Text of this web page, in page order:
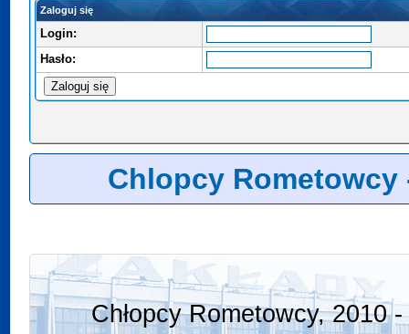
Zaloguj się
Login:
Hasło:
Chlopcy Rometowcy
Chłopcy Rometowcy, 2010